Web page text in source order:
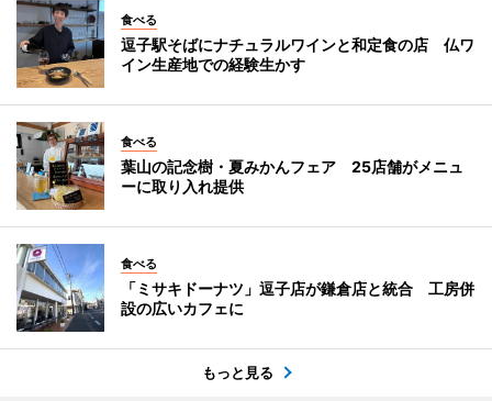
食べる
逗子駅そばにナチュラルワインと和定食の店 仏ワ
イン生産地での経験生かす
食べる
葉山の記念樹・夏みかんフェア 25店舗がメニュ
ーに取り入れ提供
食べる
「ミサキドーナツ」逗子店が鎌倉店と統合 工房併
設の広いカフェに
もっと見る